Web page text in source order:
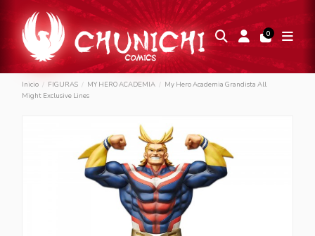
0
Inicio FIGURAS MY HERO ACADEMIA
My Hero Academia Grandista All
Might Exclusive Lines